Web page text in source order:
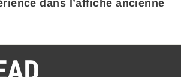
dans l’affiche ancienne